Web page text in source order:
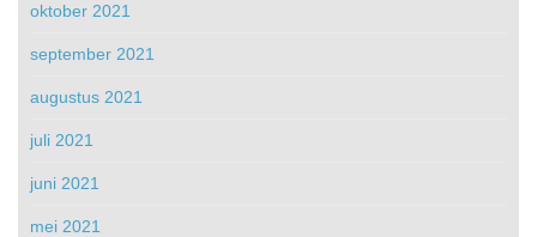
oktober 2021
september 2021
augustus 2021
juli 2021
juni 2021
mei 2021